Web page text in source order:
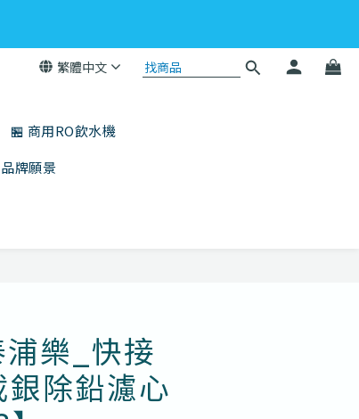
繁體中文
🏪 商用RO飲水機
牌願景
樂_快接
除鉛濾心